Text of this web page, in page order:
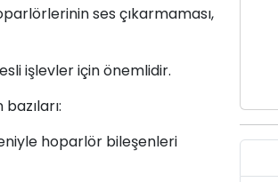
ses çıkarmaması,
işlevler için önemlidir.
hoparlör bileşenleri